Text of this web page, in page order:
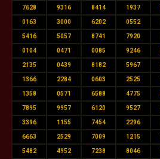
7628 9316 8414 1937
0163 3000 6202 0552
5416 5057 8741 7920
0104 0471 0085 9246
2135 0439 8182 5967
1366 2284 0603 2525
1358 0571 6588 4775
7895 9957 6120 9527
3396 1155 7454 2296
6663 2529 7009 1215
5482 4952 7238 8046